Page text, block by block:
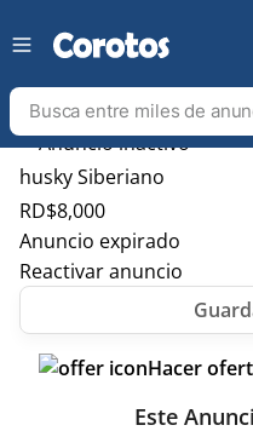
husky Siberiano
RD$8,000
Anuncio expirado
Reactivar anuncio
Hacer
Este